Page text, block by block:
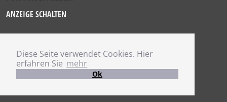
Diese Seite verwendet Cookies. Hier
erfahren Sie mehr
Ok
ANZEIGE SCHALTEN
IMPRESSUM
DATENSCHUTZ